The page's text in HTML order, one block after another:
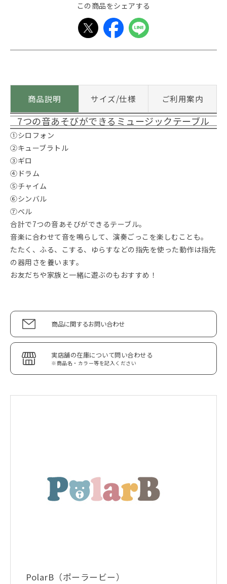
この商品をシェアする
商品説明 サイズ/仕様 ご利用案内
7つの音あそびができるミュージックテーブル
①シロフォン
②キューブラトル
③ギロ
④ドラム
⑤チャイム
⑥シンバル
⑦ベル
合計で7つの音あそびができるテーブル。
音楽に合わせて音を鳴らして、演奏ごっこを楽しむことも。
たたく、ふる、こする、ゆらすなどの指先を使った動作は指先
の器用さを養います。
お友だちや家族と一緒に遊ぶのもおすすめ！
商品に関するお問い合わせ
実店舗の在庫について問い合わせる
※商品名・カラー等を記入ください
PolarB（ポーラービー）